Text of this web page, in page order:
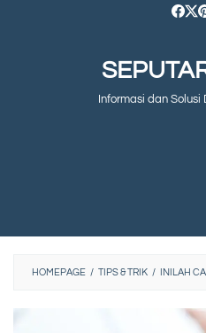
Informasi dan Solusi
HOMEPAGE / TIPS & TRIK / INILAH